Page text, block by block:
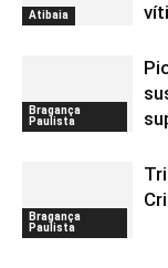
Atibaia
Bragança
Paulista
Bragança
Paulista